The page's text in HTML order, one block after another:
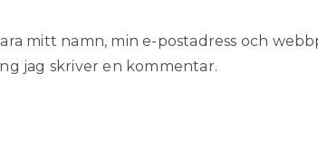
mitt namn, min e-postadress och
jag skriver en kommentar.